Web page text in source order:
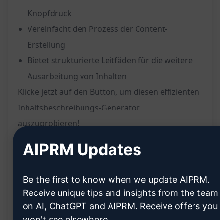
Knopfdruck
Vereinfacht den Prozess der Content-
Erstellung
Bietet strukturierte Leitfäden für die weitere
Ausarbeitung von Inhalten
Klicke jetzt auf den Button, um diesen effizienten
Inhaltsbeschreibungs-Generator
auszuprobieren!
In Claude ausprobi
In ChatGPT ausprobi
Prompt-Statistiken
8,550 0 5,603
AIPRM Updates
Be the first to know when we update AIPRM.
Receive unique tips and insights from the team
on AI, ChatGPT and AIPRM. Receive offers you